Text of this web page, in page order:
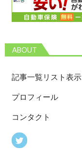
ABOUT
記事一覧リスト表示
プロフィール
コンタクト